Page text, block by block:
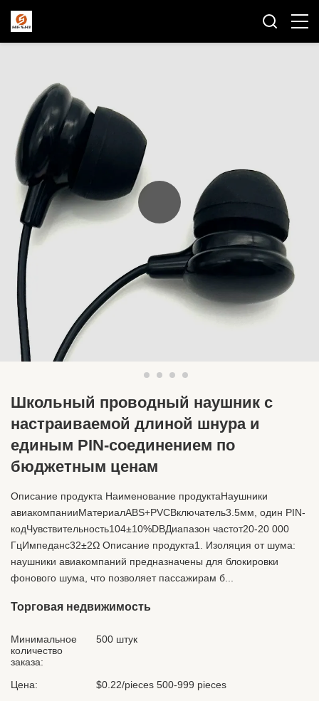
Школьный проводный наушник с
настраиваемой длиной шнура и
единым PIN-соединением по
бюджетным ценам
Описание продукта Наименование продуктаНаушники
авиакомпанииМатериалABS+PVCВключатель3.5мм, один PIN-
кодЧувствительность104±10%DBДиапазон частот20-20 000
ГцИмпеданс32±2Ω Описание продукта1. Изоляция от шума:
наушники авиакомпаний предназначены для блокировки
фонового шума, что позволяет пассажирам б...
Торговая недвижимость
Минимальное
количество
заказа:
500 штук
Цена:
$0.22/pieces 500-999 pieces